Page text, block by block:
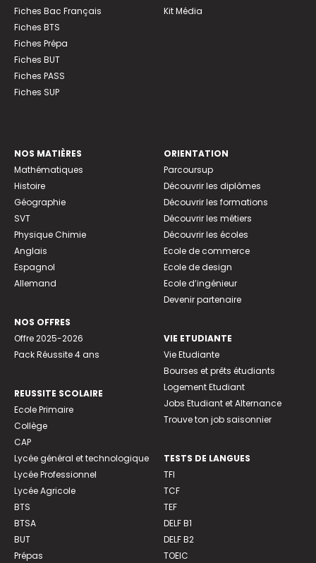
Fiches Bac Français
Fiches BTS
Fiches Prépa
Fiches BUT
Fiches PASS
Fiches SUP
Kit Média
NOS MATIÈRES
Mathématiques
Histoire
Géographie
SVT
Physique Chimie
Anglais
Espagnol
Allemand
NOS OFFRES
Offre 2025-2026
Pack Réussite 4 ans
REUSSITE SCOLAIRE
Ecole Primaire
Collège
CAP
Lycée général et technologique
Lycée Professionnel
Lycée Agricole
BTS
BTSA
BUT
Prépas
ORIENTATION
Parcoursup
Découvrir les diplômes
Découvrir les formations
Découvrir les métiers
Découvrir les écoles
Ecole de commerce
Ecole de design
Ecole d’ingénieur
Devenir partenaire
VIE ETUDIANTE
Vie Etudiante
Bourses et prêts étudiants
Logement Etudiant
Jobs Etudiant et Alternance
Trouve ton job saisonnier
TESTS DE LANGUES
TFI
TCF
TEF
DELF B1
DELF B2
TOEIC